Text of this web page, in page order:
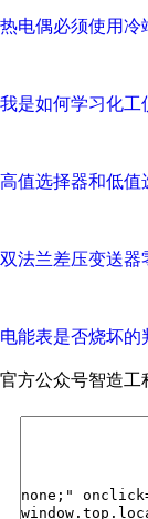
热电偶必须使用冷
我是如何学习化工
高值选择器和低值
双法兰差压变送器
电能表是否烧坏的
官方公众号智造工